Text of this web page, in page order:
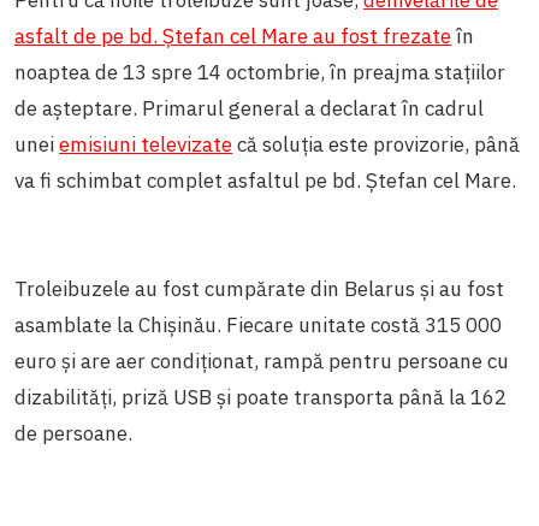
asfalt de pe bd. Ștefan cel Mare au fost frezateîn
noaptea de 13 spre 14 octombrie, în preajma stațiilor
de așteptare. Primarul general a declarat în cadrul
uneiemisiuni televizatecă soluția este provizorie, până
va fi schimbat complet asfaltul pe bd. Ștefan cel Mare.
Troleibuzele au fost cumpărate din Belarus și au fost
asamblate la Chișinău. Fiecare unitate costă 315 000
euro și are aer condiționat, rampă pentru persoane cu
dizabilități, priză USB și poate transporta până la 162
de persoane.